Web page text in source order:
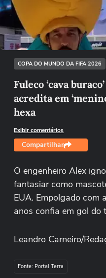
Tentar
COPA DO MUNDO DA FIFA 2026
Fuleco ‘cava
acredita em
hexa
Exibir comentários
Compartilhar
O engenheiro Alex
fantasiar como
EUA. Empolgado com
anos confia em gol do
Leandro Carneiro/
Fonte: Portal Terra